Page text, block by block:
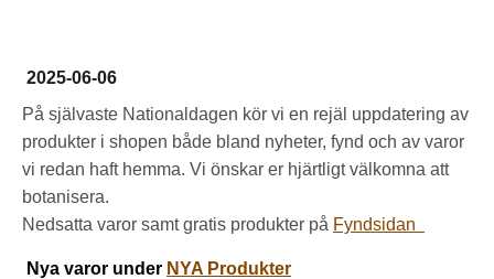
2025-06-06
På självaste Nationaldagen kör vi en rejäl uppdatering av
produkter i shopen både bland nyheter, fynd och av varor
vi redan haft hemma. Vi önskar er hjärtligt välkomna att
botanisera.
Nedsatta varor samt gratis produkter på Fyndsidan
Nya varor under NYA Produkter